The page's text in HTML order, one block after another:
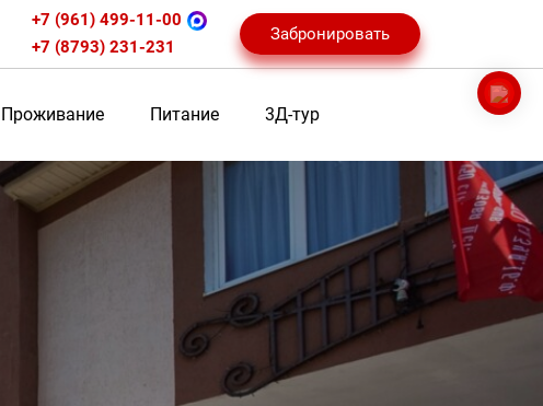
+7 (961) 499-11-00
+7 (8793) 231-231
Забронировать
Проживание Питание 3Д-тур